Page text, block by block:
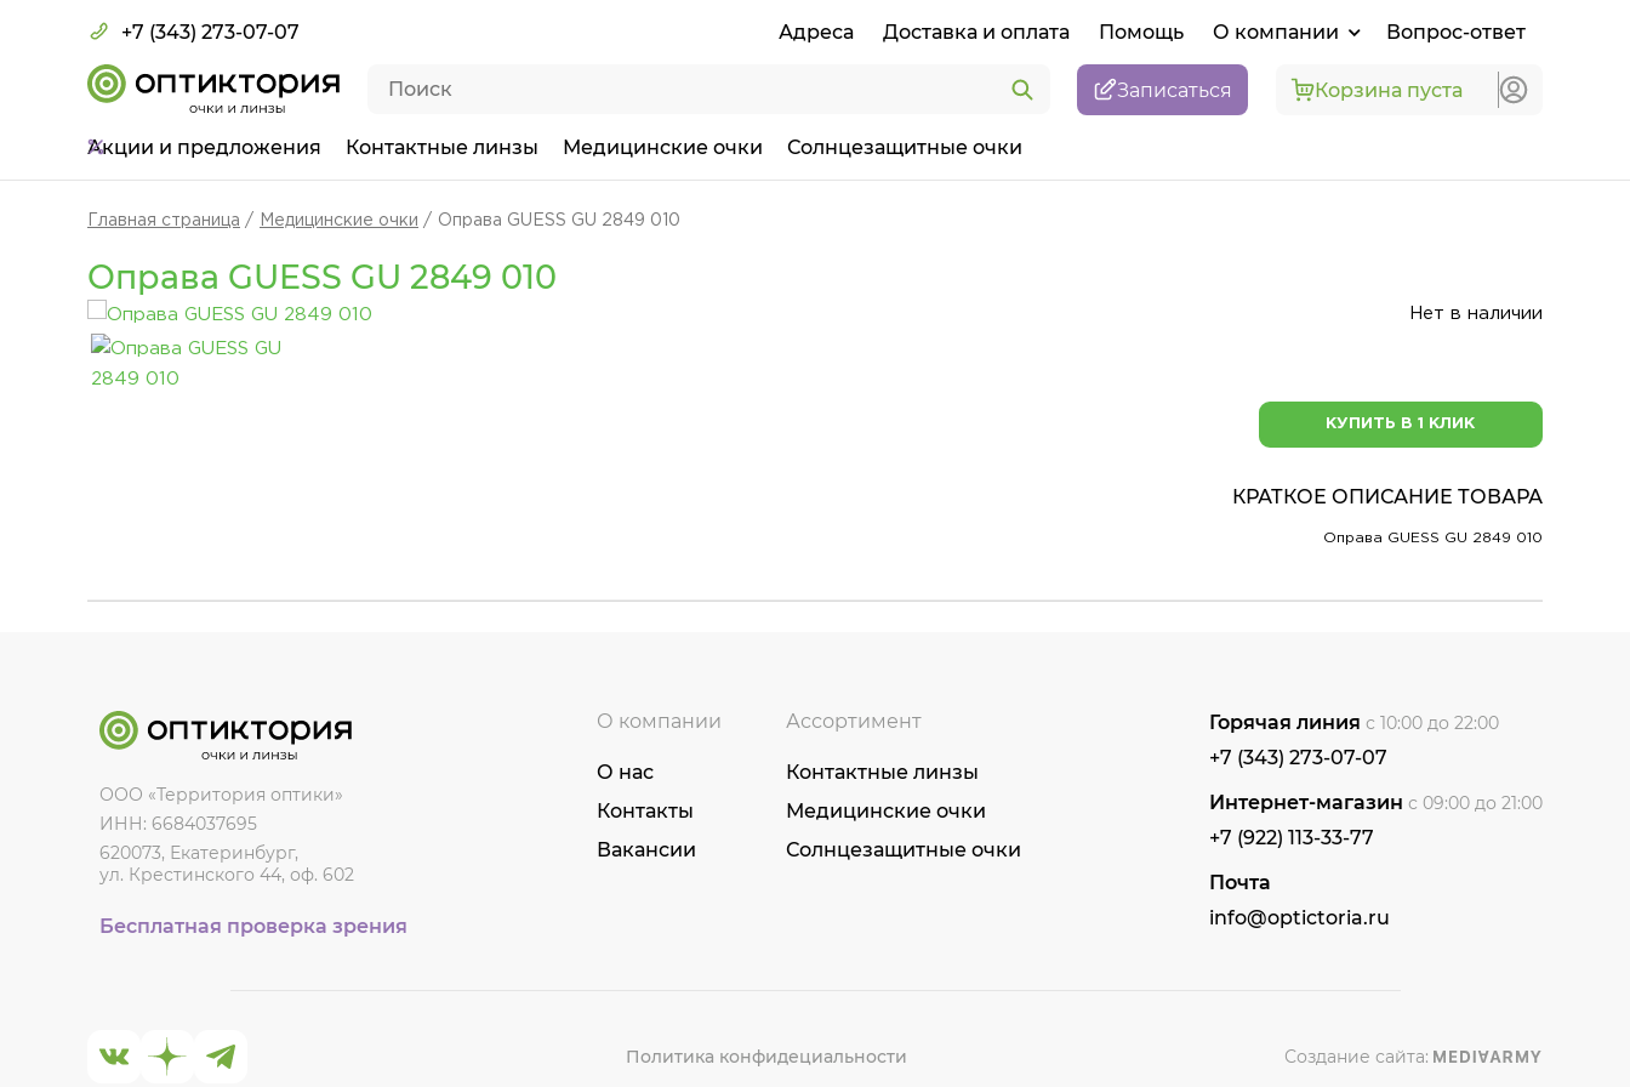
+7 (343) 273-07-07 Адреса Доставка и оплата Помощь О компании Вопрос-ответ
Записаться Корзина пуста
Акции и предложения Контактные линзы Медицинские очки Солнцезащитные очки
Главная страница Медицинские очки Оправа GUESS GU 2849 010
Оправа GUESS GU 2849 010
Нет в наличии
КУПИТЬ В 1 КЛИК
КРАТКОЕ ОПИСАНИЕ ТОВАРА
Оправа GUESS GU 2849 010
ООО «Территория оптики»
ИНН: 6684037695
620073, Екатеринбург,
ул. Крестинского 44, оф. 602
Бесплатная проверка зрения
О компании
О нас
Контакты
Вакансии
Ассортимент
Контактные линзы
Медицинские очки
Солнцезащитные очки
Горячая линия с 10:00 до 22:00
+7 (343) 273-07-07
Интернет-магазин с 09:00 до 21:00
+7 (922) 113-33-77
Почта
info@optictoria.ru
Политика конфидециальности Создание сайта: